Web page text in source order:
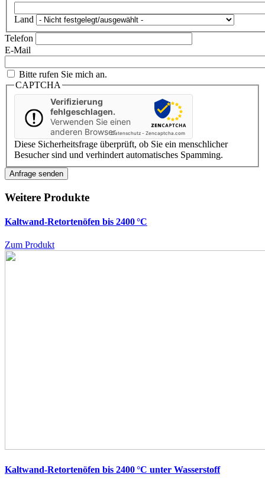
Land
Telefon
E-Mail
Bitte rufen Sie mich an.
CAPTCHA
Verifizierung
fehlgeschlagen.
Verwenden Sie einen
anderen BrowserDatenschutz - Zencaptcha.com
Diese Sicherheitsfrage überprüft, ob Sie ein menschlicher
Besucher sind und verhindert automatisches Spamming.
Weitere Produkte
Kaltwand-Retortenöfen bis 2400 °C
Zum Produkt
Kaltwand-Retortenöfen bis 2400 °C unter Wasserstoff